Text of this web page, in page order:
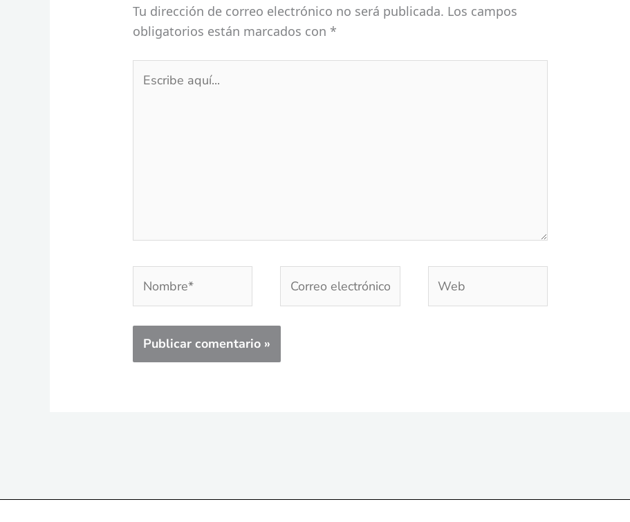
Tu dirección de correo electrónico no será publicada. Los campos
obligatorios están marcados con *
aquí...
electrónico*